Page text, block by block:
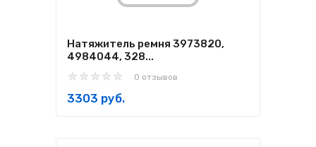
Натяжитель ремня 3973820,
4984044, 328...
0 отзывов
3303 руб.